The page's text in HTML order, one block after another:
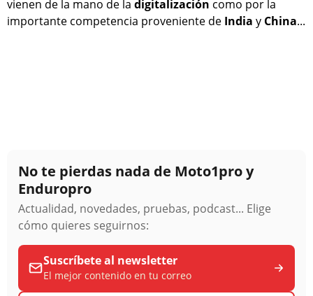
vienen de la mano de la digitalización como por la
importante competencia proveniente de India y China...
No te pierdas nada de Moto1pro y
Enduropro
Actualidad, novedades, pruebas, podcast... Elige
cómo quieres seguirnos:
Suscríbete al newsletter
El mejor contenido en tu correo